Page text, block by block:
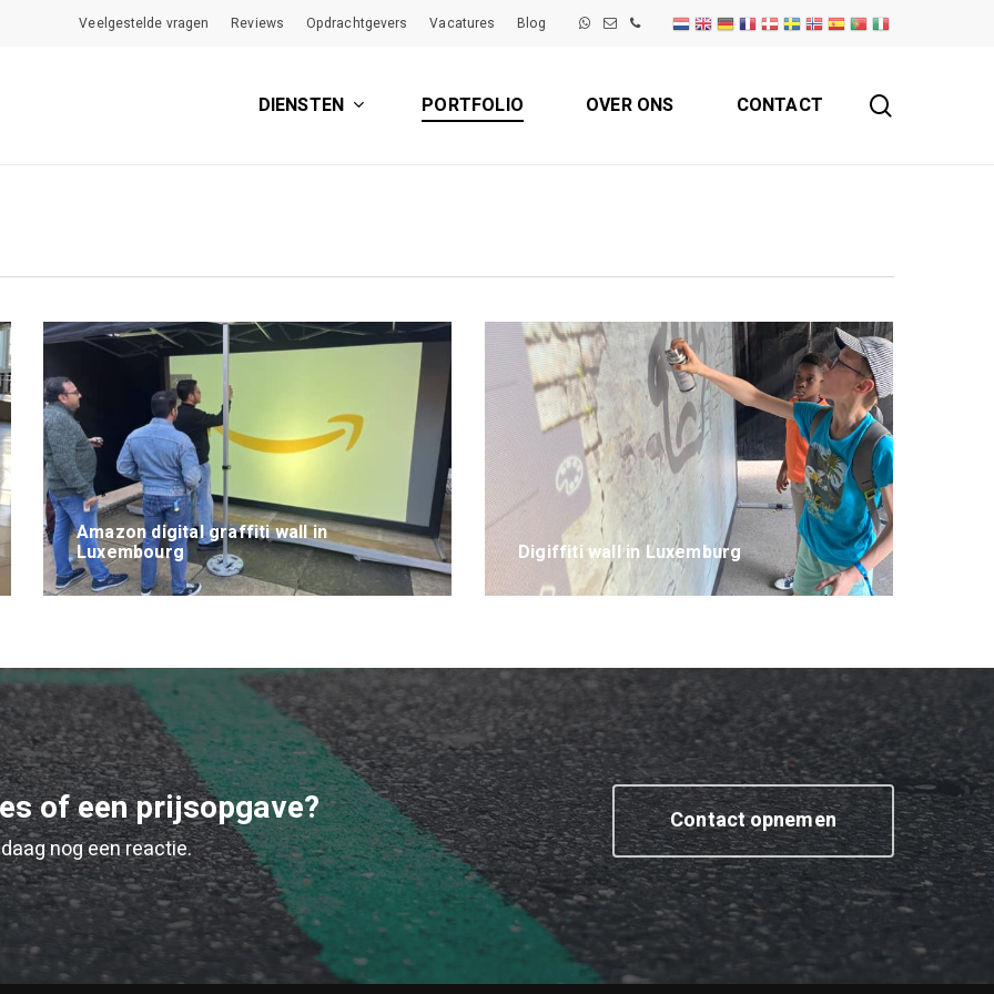
Veelgestelde vragen Reviews Opdrachtgevers Vacatures Blog
DIENSTEN PORTFOLIO OVER ONS CONTACT
Amazon digital graffiti wall in
Luxembourg Digiffiti wall in Luxemburg
of een prijsopgave?
nog een reactie.
Contact opnemen